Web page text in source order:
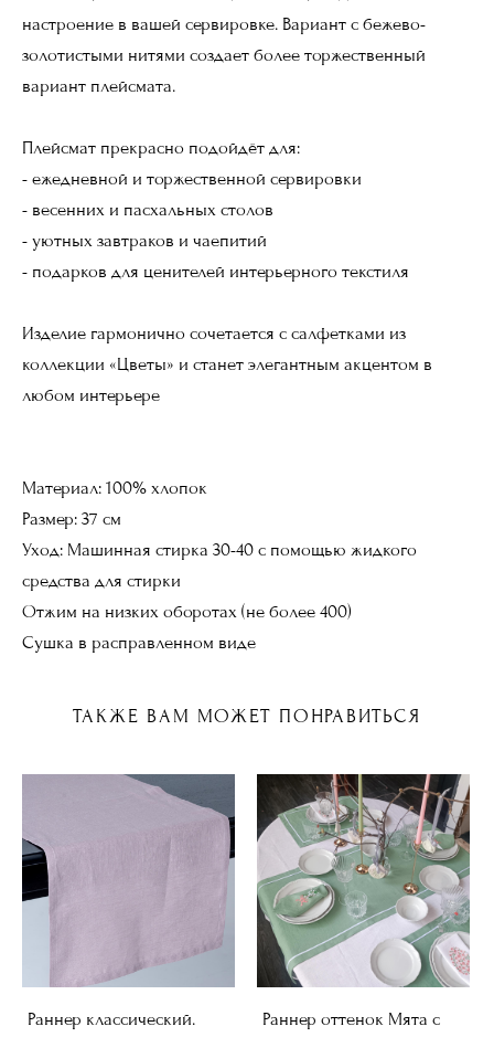
настроение в вашей сервировке. Вариант с бежево-
золотистыми нитями создает более торжественный
вариант плейсмата.
Плейсмат прекрасно подойдёт для:
- ежедневной и торжественной сервировки
- весенних и пасхальных столов
- уютных завтраков и чаепитий
- подарков для ценителей интерьерного текстиля
Изделие гармонично сочетается с салфетками из
коллекции «Цветы» и станет элегантным акцентом в
любом интерьере
Материал: 100% хлопок
Размер: 37 см
Уход: Машинная стирка 30-40 с помощью жидкого
средства для стирки
Отжим на низких оборотах (не более 400)
Сушка в расправленном виде
ТАКЖЕ ВАМ МОЖЕТ ПОНРАВИТЬСЯ
Раннер классический.
Раннер оттенок Мята с